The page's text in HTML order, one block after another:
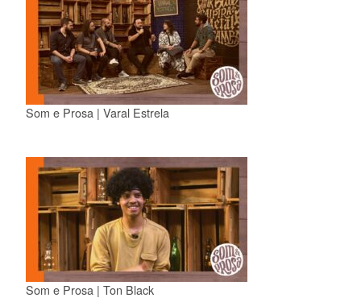
Som e Prosa | Varal Estrela
Som e Prosa | Ton Black